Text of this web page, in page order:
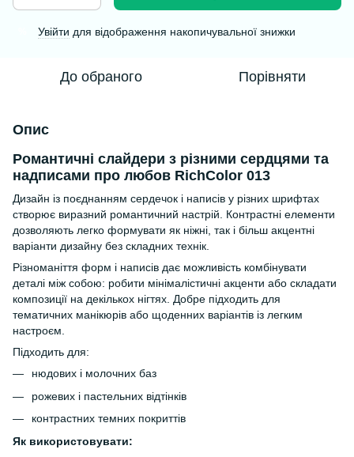
Увійти для відображення накопичувальної знижки
До обраного Порівняти
Опис
Романтичні слайдери з різними сердцями та
надписами про любов RichColor 013
Дизайн із поєднанням сердечок і написів у різних шрифтах
створює виразний романтичний настрій. Контрастні елементи
дозволяють легко формувати як ніжні, так і більш акцентні
варіанти дизайну без складних технік.
Різноманіття форм і написів дає можливість комбінувати
деталі між собою: робити мінімалістичні акценти або складати
композиції на декількох нігтях. Добре підходить для
тематичних манікюрів або щоденних варіантів із легким
настроєм.
Підходить для:
нюдових і молочних баз
рожевих і пастельних відтінків
контрастних темних покриттів
Як використовувати: